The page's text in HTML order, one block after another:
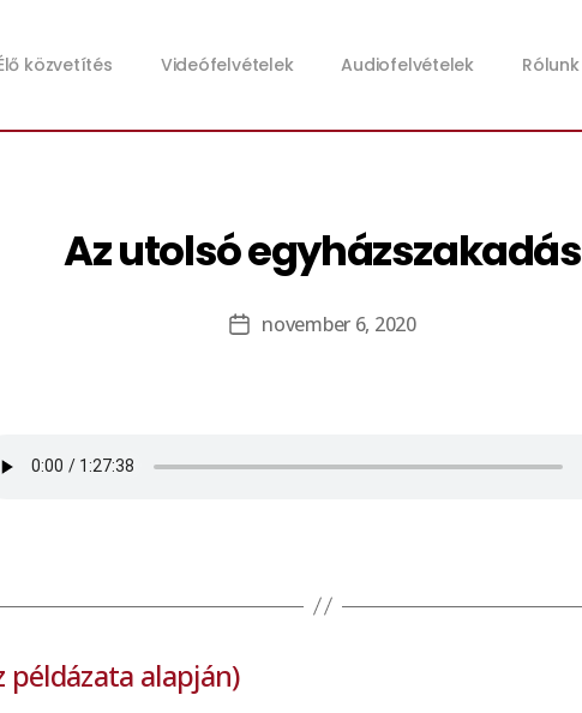
közvetítés Videófelvételek Audiofelvételek Rólunk
Az utolsó egyházszakadás
november 6, 2020
példázata alapján)